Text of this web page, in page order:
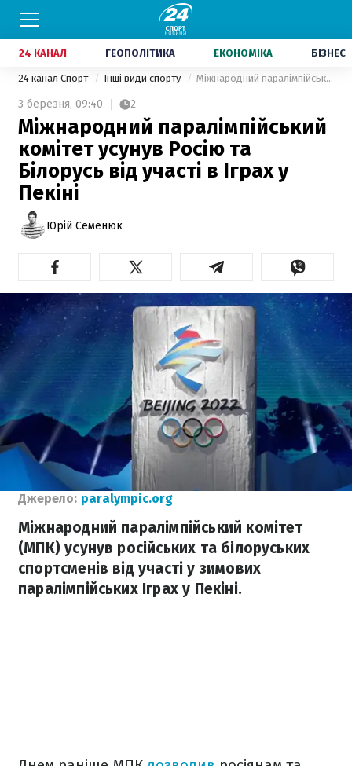
24 КАНАЛ ГЕОПОЛІТИКА ЕКОНОМІКА БІЗНЕС
24 канал Спорт Інші види спорту Міжнародний паралімпійський комітет усунув Росію та Білорусь від участі в Іграх у Пекіні
3 березня, 09:40 2
Міжнародний паралімпійський
комітет усунув Росію та
Білорусь від участі в Іграх у
Пекіні
Юрій Семенюк
Джерело: paralympic.org
Міжнародний паралімпійський комітет
(МПК) усунув російських та білоруських
спортсменів від участі у зимових
паралімпійських Іграх у Пекіні.